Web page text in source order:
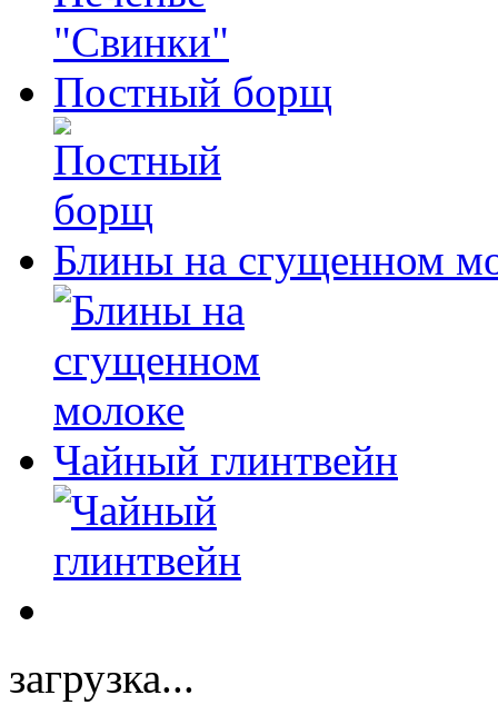
Постный борщ
Блины на сгущенном
Чайный глинтвейн
загрузка...